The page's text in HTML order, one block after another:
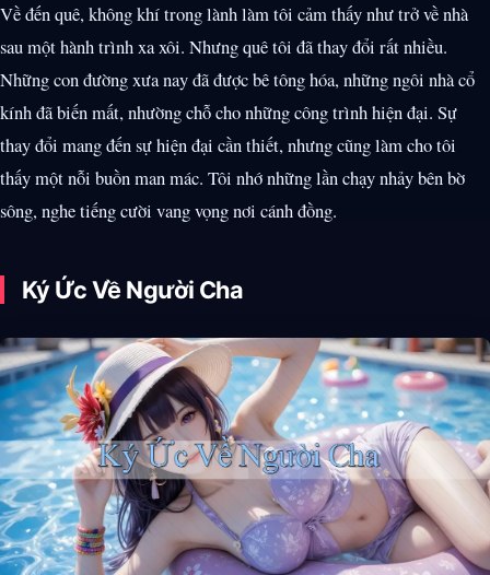
Về đến quê, không khí trong lành làm tôi cảm thấy như trở về nhà
sau một hành trình xa xôi. Nhưng quê tôi đã thay đổi rất nhiều.
Những con đường xưa nay đã được bê tông hóa, những ngôi nhà cổ
kính đã biến mất, nhường chỗ cho những công trình hiện đại. Sự
thay đổi mang đến sự hiện đại cần thiết, nhưng cũng làm cho tôi
thấy một nỗi buồn man mác. Tôi nhớ những lần chạy nhảy bên bờ
sông, nghe tiếng cười vang vọng nơi cánh đồng.
Ký Ức Về Người Cha